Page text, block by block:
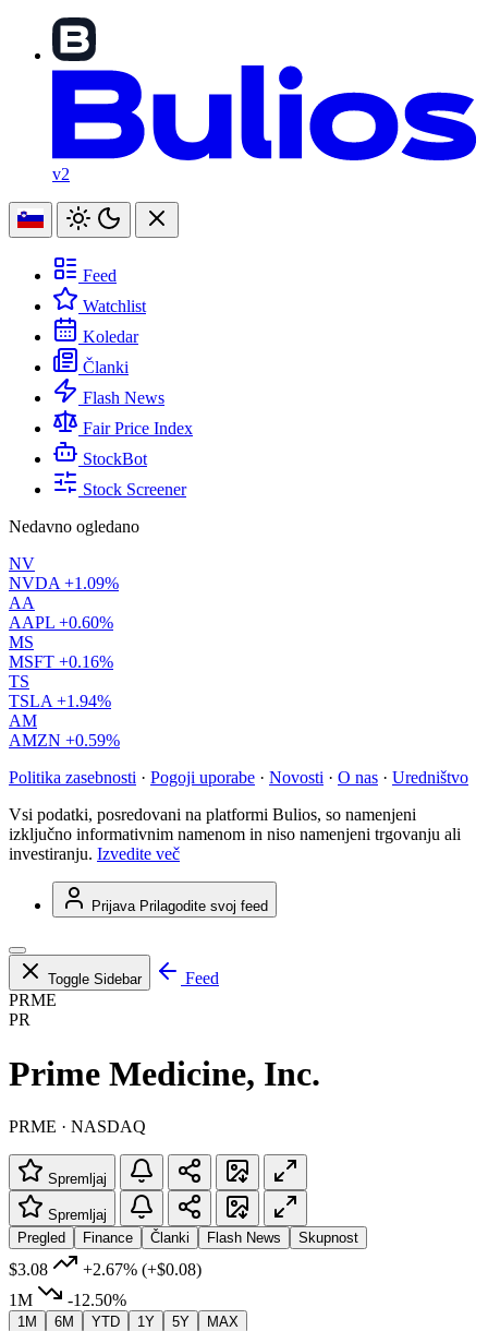
v2
Feed
Watchlist
Koledar
Članki
Flash News
Fair Price Index
StockBot
Stock Screener
Nedavno ogledano
NV
NVDA +1.09%
AA
AAPL +0.60%
MS
MSFT +0.16%
TS
TSLA +1.94%
AM
AMZN +0.59%
Politika zasebnosti · Pogoji uporabe · Novosti · O nas · Uredništvo
Vsi podatki, posredovani na platformi Bulios, so namenjeni
izključno informativnim namenom in niso namenjeni trgovanju ali
investiranju. Izvedite več
Prijava Prilagodite svoj feed
Toggle Sidebar
Feed
PRME
PR
Prime Medicine, Inc.
PRME · NASDAQ
Spremljaj
Spremljaj
Pregled
Finance Članki Flash News Skupnost
$3.08 +2.67% (+$0.08)
1M
-12.50%
1M 6M YTD 1Y 5Y MAX